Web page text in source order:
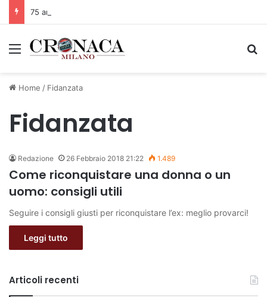
Menu
Home / Fidanzata
Fidanzata
Redazione 26 Febbraio 2018 21:22 1.489
Come riconquistare una donna o un
uomo: consigli utili
Seguire i consigli giusti per riconquistare l’ex: meglio provarci!
Leggi tutto
Articoli recenti